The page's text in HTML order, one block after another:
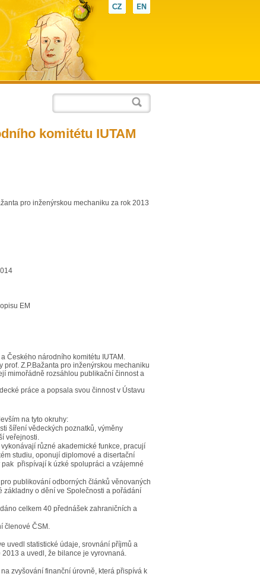
CZ EN
komitétu IUTAM
pro inženýrskou mechaniku za rok 2013
EM
Českého národního komitétu IUTAM.
Z.P.Bažanta pro inženýrskou mechaniku
mimořádně rozsáhlou publikační činnost a
práce a popsala svou činnost v Ústavu
na tyto okruhy:
šíření vědeckých poznatků, výměny
veřejnosti.
různé akademické funkce, pracují
studiu, oponují diplomové a disertační
přispívají k úzké spolupráci a vzájemné
publikování odborných článků věnovaných
základny o dění ve Společnosti a pořádání
celkem 40 přednášek zahraničních a
členové ČSM.
uvedl statistické údaje, srovnání příjmů a
a uvedl, že bilance je vyrovnaná.
zvyšování finanční úrovně, která přispívá k